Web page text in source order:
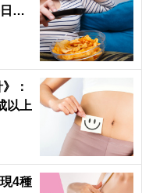
健
：
以上
4種